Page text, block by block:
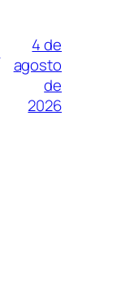
4 de
agosto
de
2026